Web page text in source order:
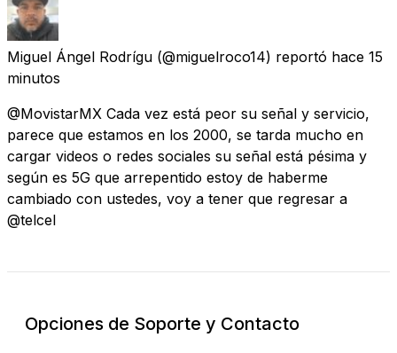
Miguel Ángel Rodrígu (@miguelroco14) reportó hace 15
minutos
@MovistarMX Cada vez está peor su señal y servicio,
parece que estamos en los 2000, se tarda mucho en
cargar videos o redes sociales su señal está pésima y
según es 5G que arrepentido estoy de haberme
cambiado con ustedes, voy a tener que regresar a
@telcel
Opciones de Soporte y Contacto